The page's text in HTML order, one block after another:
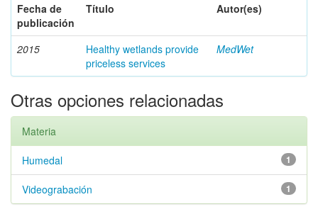
Fecha de
publicación
Título Autor(es)
2015
Healthy wetlands provide
priceless services
MedWet
Otras opciones relacionadas
Materia
1
Humedal
1
Videograbación